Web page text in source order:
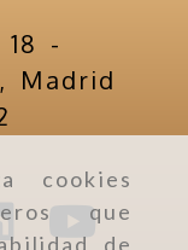
cookies
que
de
-
Madrid